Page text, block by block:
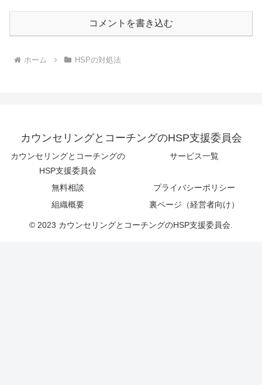
コメントを書き込む
ホーム HSPの対処法
カウンセリングとコーチングのHSP支援委員会
カウンセリングとコーチングの
HSP支援委員会
サービス一覧
無料相談
プライバシーポリシー
組織概要
裏ページ（経営者向け）
© 2023 カウンセリングとコーチングのHSP支援委員会.